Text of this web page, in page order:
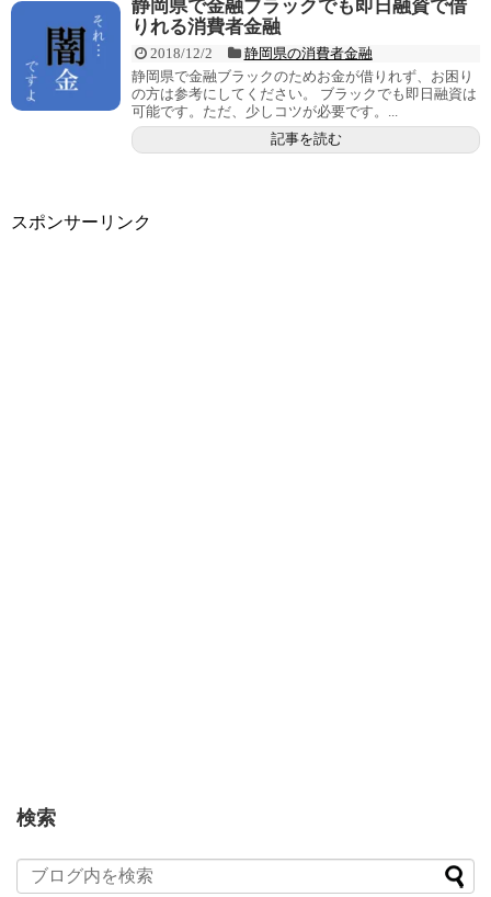
静岡県で金融ブラックでも即日融資で借
りれる消費者金融
2018/12/2
静岡県の消費者金融
静岡県で金融ブラックのためお金が借りれず、お困り
の方は参考にしてください。 ブラックでも即日融資は
可能です。ただ、少しコツが必要です。...
記事を読む
スポンサーリンク
検索